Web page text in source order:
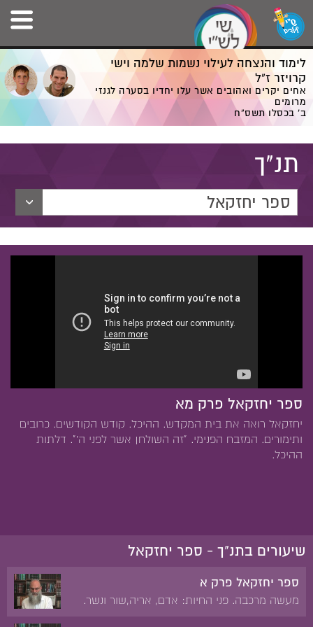
לימוד והנצחה לעילוי נשמות שלמה וישי
קרויזר ז”ל
אחים יקרים ואהובים אשר עלו יחדיו בסערה לגנזי
מרומים
ב' בכסלו תשס”ח
תנ"ך
ספר יחזקאל
ספר יחזקאל פרק מא
יחזקאל רואה את בית המקדש. ההיכל. קודש הקודשים. כרובים
ותימורים. המזבח הפנימי. "זה השולחן אשר לפני ה'". דלתות
ההיכל.
שיעורים בתנ"ך - ספר יחזקאל
ספר יחזקאל פרק א
מעשה מרכבה. פני החיות: אדם, אריה,שור ונשר.